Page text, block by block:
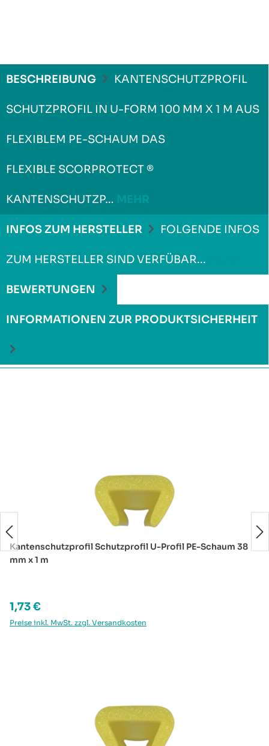
BESCHREIBUNG KANTENSCHUTZPROFIL
SCHUTZPROFIL IN U-FORM 100 MM X 1 M AUS
FLEXIBLEM PE-SCHAUM DAS
FLEXIBLE SCORPROTECT ®
KANTENSCHUTZP…
INFOS ZUM HERSTELLER FOLGENDE INFOS
ZUM HERSTELLER SIND VERFÜBAR...
BEWERTUNGEN
INFORMATIONEN ZUR PRODUKTSICHERHEIT
Kantenschutzprofil Schutzprofil U-Profil PE-Schaum 38
mm x 1 m
Regulärer Preis:
1,73 €
Preise inkl. MwSt. zzgl. Versandkosten